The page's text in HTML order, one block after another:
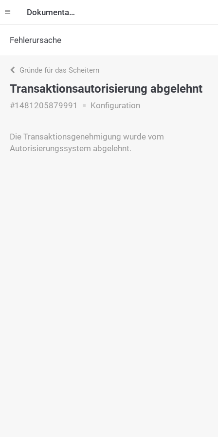
Dokumentation
Fehlerursache
Gründe für das Scheitern
Transaktionsautorisierung abgelehnt
#1481205879991 Konfiguration
Die Transaktionsgenehmigung wurde vom
Autorisierungssystem abgelehnt.